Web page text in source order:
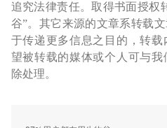
追究法律责任。取得书面授权
谷”。其它来源的文章系转载
于传递更多信息之目的，转
望被转载的媒体或个人可与
除处理。